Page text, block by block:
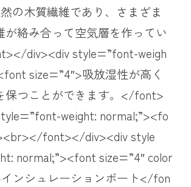
の木質繊維であり、さまざま
が絡み合って空気層を作ってい
div><div style=”font-weigh
size=”4″>吸放湿性が高く
保つことができます。</font>
weight: normal;”><fo
font></div><div style
normal;”><font size=”4″ color
ンシュレーションボート</fon